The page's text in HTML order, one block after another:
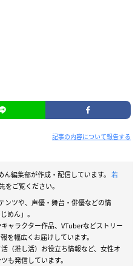
記事の内容について報告する
ん編集部が作成・配信しています。 若
をご覧ください。
ンツや、声優・舞台・俳優などの情
めん」。
ャラクター作品、VTuberなどストリー
を幅広くお届けしています。
（推し活）お役立ち情報など、女性オ
も発信しています。